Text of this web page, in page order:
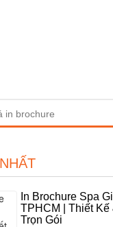
in brochure
In Brochure Spa
TPHCM | Thiết Kế
Trọn Gói